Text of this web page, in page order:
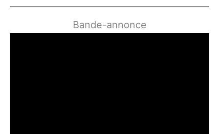
Bande-annonce